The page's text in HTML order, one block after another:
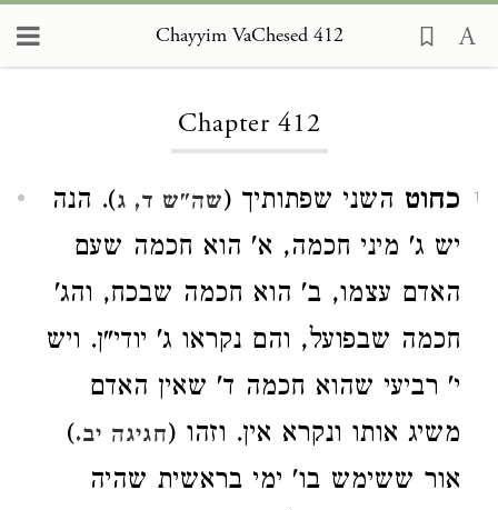
Chayyim VaChesed 412
Chapter 412
1 כחוט השני שפתותיך (שה"ש ד, ג). הנה
יש ג' מיני חכמה, א' הוא חכמה שעם
האדם עצמו, ב' הוא חכמה שבכח, והג'
חכמה שבפועל, והם נקראו ג' יודי"ן. ויש
י' רביעי שהוא חכמה ד' שאין האדם
משיג אותו ונקרא אין. וזהו (חגיגה יב.)
אור ששימש בו' ימי בראשית שהיה